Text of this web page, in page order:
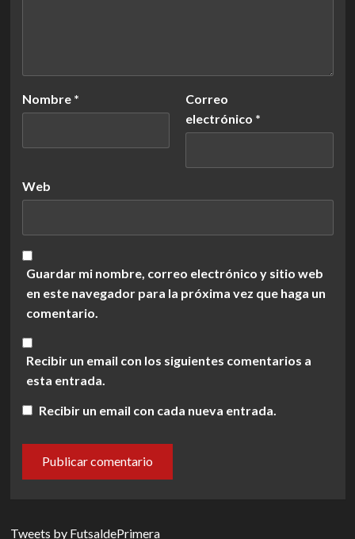
Nombre *
Correo
electrónico *
Web
Guardar mi nombre, correo electrónico y sitio web
en este navegador para la próxima vez que haga un
comentario.
Recibir un email con los siguientes comentarios a
esta entrada.
Recibir un email con cada nueva entrada.
Tweets by FutsaldePrimera